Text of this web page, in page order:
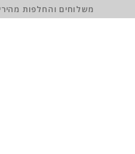
משלוחים והחלפות